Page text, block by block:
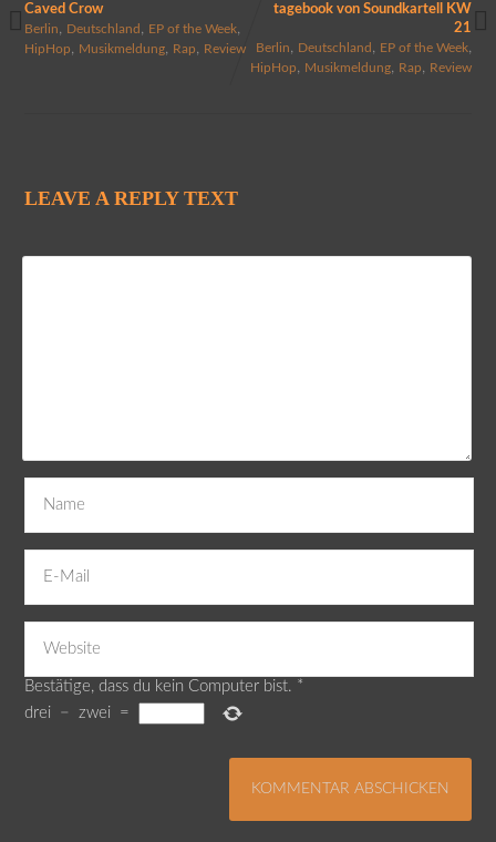
Caved Crow
Berlin, Deutschland , EP of the Week,
HipHop, Musikmeldung, Rap, Review
tagebook von Soundkartell KW
21
Berlin, Deutschland , EP of the Week,
HipHop, Musikmeldung, Rap, Review
LEAVE A REPLY TEXT
Bestätige, dass du kein Computer bist. *
drei
− zwei =